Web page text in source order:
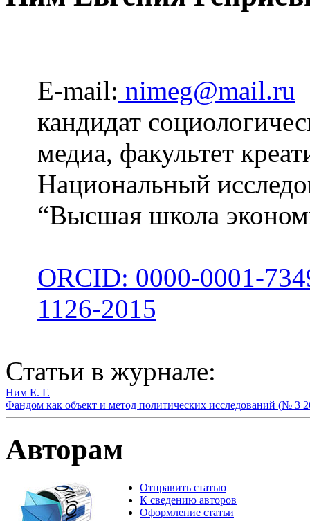
E-mail: nimeg@mail.ru
кандидат
медиа, факультет
Национальный
“Высшая школа
ORCID: 0000-0001-
1126-2015
Статьи в журнале:
Ним Е. Г.
Фандом как объект и метод политических исследований (№ 3
Авторам
Отправить статью
К сведению авторов
Оформление статьи